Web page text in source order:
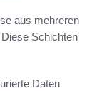
aus mehreren
Schichten
Daten